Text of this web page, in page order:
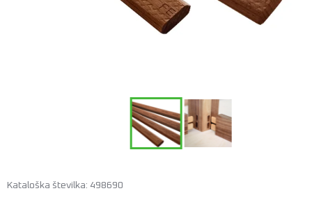
Kataloška številka: 498690